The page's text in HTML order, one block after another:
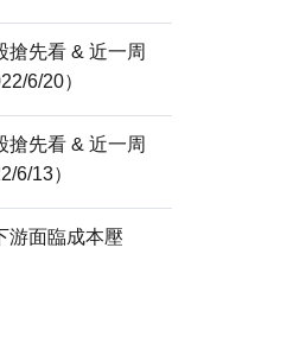
搶先看 & 近一周
6/20）
搶先看 & 近一周
6/13）
游面臨成本壓